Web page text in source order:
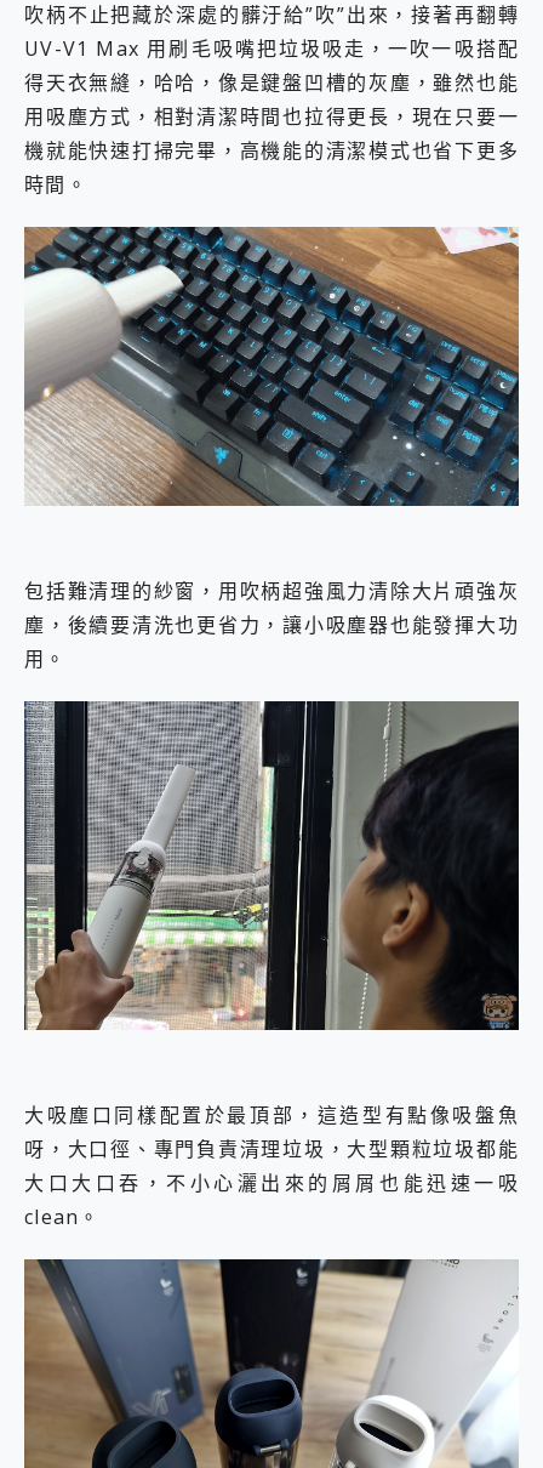
吹柄不止把藏於深處的髒汙給”吹”出來，接著再翻轉
UV-V1 Max 用刷毛吸嘴把垃圾吸走，一吹一吸搭配
得天衣無縫，哈哈，像是鍵盤凹槽的灰塵，雖然也能
用吸塵方式，相對清潔時間也拉得更長，現在只要一
機就能快速打掃完畢，高機能的清潔模式也省下更多
時間。
包括難清理的紗窗，用吹柄超強風力清除大片頑強灰
塵，後續要清洗也更省力，讓小吸塵器也能發揮大功
用。
大吸塵口同樣配置於最頂部，這造型有點像吸盤魚
呀，大口徑、專門負責清理垃圾，大型顆粒垃圾都能
大口大口吞，不小心灑出來的屑屑也能迅速一吸
clean。